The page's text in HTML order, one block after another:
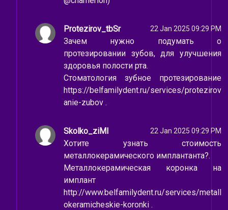
Protezirov_tbSr 22 Jan 2025 09:29 PM
Зачем нужно подумать о
протезировании зубов, для улучшения
здоровья полости рта.
Стоматология зубное протезирование
https://belfamilydent.ru/services/protezirov
anie-zubov .
Skolko_ziMl 22 Jan 2025 09:29 PM
Хотите узнать стоимость
металлокерамического имплантанта?.
Металлокерамическая коронка на
имплант
http://www.belfamilydent.ru/services/metall
okeramicheskie-koronki .